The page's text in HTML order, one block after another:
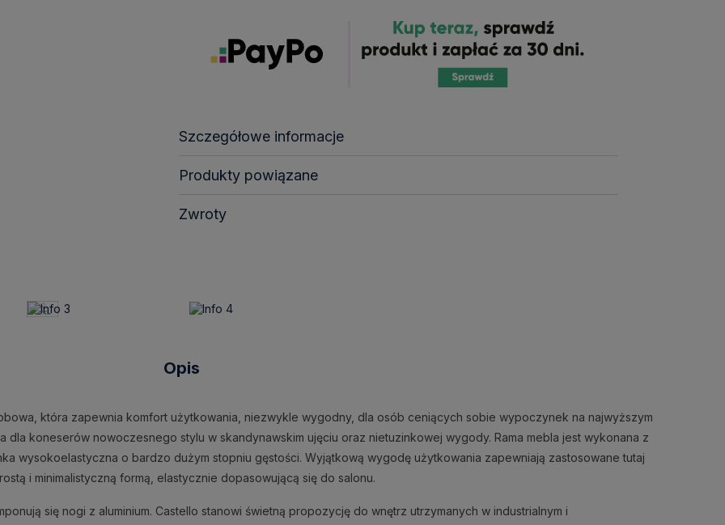
Szczegółowe informacje
Produkty powiązane
Zwroty
Opis
która zapewnia komfort użytkowania, niezwykle wygodny, dla osób ceniących sobie wypoczynek na najwyższym
koneserów nowoczesnego stylu w skandynawskim ujęciu oraz nietuzinkowej wygody. Rama mebla jest wykonana z
wysokoelastyczna o bardzo dużym stopniu gęstości. Wyjątkową wygodę użytkowania zapewniają zastosowane tutaj
i minimalistyczną formą, elastycznie dopasowującą się do salonu.
się nogi z aluminium. Castello stanowi świetną propozycję do wnętrz utrzymanych w industrialnym i